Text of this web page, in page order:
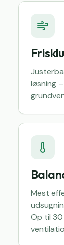
løsning
Mest
Op til 30